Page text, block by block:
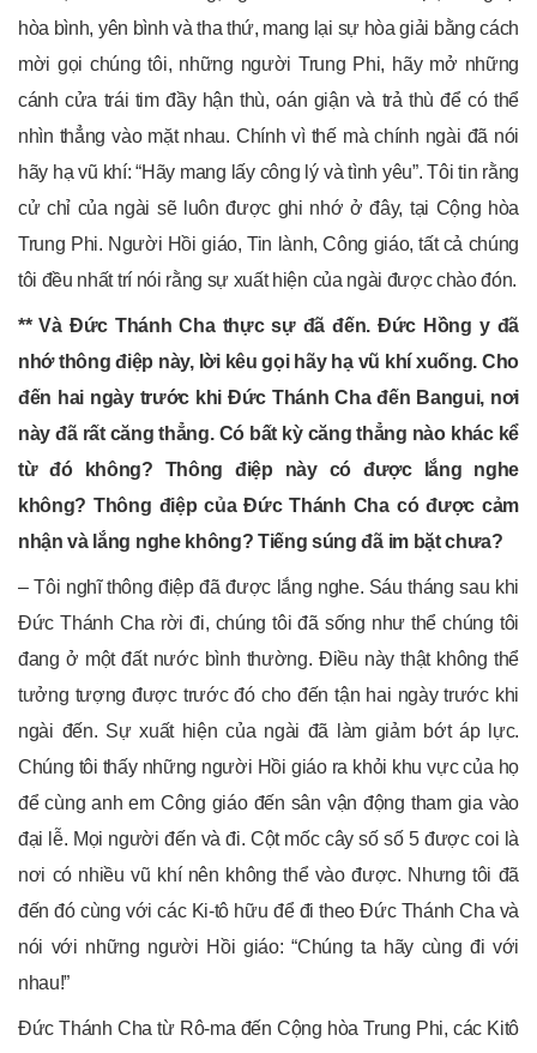
hòa bình, yên bình và tha thứ, mang lại sự hòa giải bằng cách
mời gọi chúng tôi, những người Trung Phi, hãy mở những
cánh cửa trái tim đầy hận thù, oán giận và trả thù để có thể
nhìn thẳng vào mặt nhau. Chính vì thế mà chính ngài đã nói
hãy hạ vũ khí: “Hãy mang lấy công lý và tình yêu”. Tôi tin rằng
cử chỉ của ngài sẽ luôn được ghi nhớ ở đây, tại Cộng hòa
Trung Phi. Người Hồi giáo, Tin lành, Công giáo, tất cả chúng
tôi đều nhất trí nói rằng sự xuất hiện của ngài được chào đón.
** Và Đức Thánh Cha thực sự đã đến. Đức Hồng y đã
nhớ thông điệp này, lời kêu gọi hãy hạ vũ khí xuống. Cho
đến hai ngày trước khi Đức Thánh Cha đến Bangui, nơi
này đã rất căng thẳng. Có bất kỳ căng thẳng nào khác kể
từ đó không? Thông điệp này có được lắng nghe
không? Thông điệp của Đức Thánh Cha có được cảm
nhận và lắng nghe không? Tiếng súng đã im bặt chưa?
– Tôi nghĩ thông điệp đã được lắng nghe. Sáu tháng sau khi
Đức Thánh Cha rời đi, chúng tôi đã sống như thể chúng tôi
đang ở một đất nước bình thường. Điều này thật không thể
tưởng tượng được trước đó cho đến tận hai ngày trước khi
ngài đến. Sự xuất hiện của ngài đã làm giảm bớt áp lực.
Chúng tôi thấy những người Hồi giáo ra khỏi khu vực của họ
để cùng anh em Công giáo đến sân vận động tham gia vào
đại lễ. Mọi người đến và đi. Cột mốc cây số số 5 được coi là
nơi có nhiều vũ khí nên không thể vào được. Nhưng tôi đã
đến đó cùng với các Ki-tô hữu để đi theo Đức Thánh Cha và
nói với những người Hồi giáo: “Chúng ta hãy cùng đi với
nhau!”
Đức Thánh Cha từ Rô-ma đến Cộng hòa Trung Phi, các Kitô